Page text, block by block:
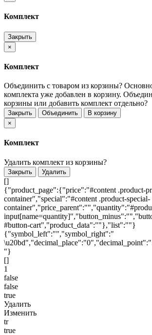
Комплект
Закрыть
×
Комплект
Объединить с товаром из корзины?
комплекта уже добавлен в корзину.
корзины или добавить комплект отдельно?
Закрыть Объединить
В корзину
×
Комплект
Удалить комплект из корзины?
Закрыть Удалить
[]
{"product_page":{"price":"#content .product-
container","special":"#content .product-special-
#button-cart","product_data":""},"list":""}
{"symbol_left":"","symbol_right":"
"}
[]
1
false
false
true
Удалить
Изменить
tr
true